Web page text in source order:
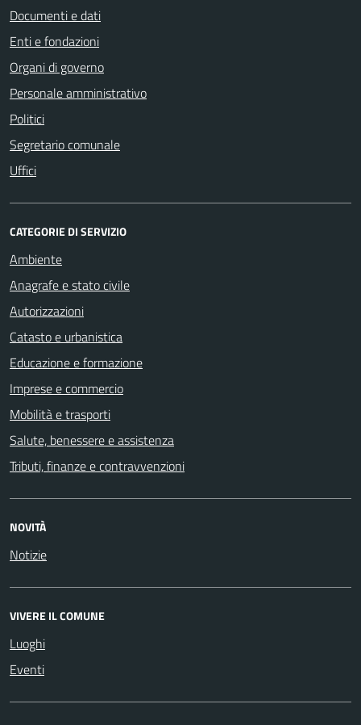
Documenti e dati
Enti e fondazioni
Organi di governo
Personale amministrativo
Politici
Segretario comunale
Uffici
CATEGORIE DI SERVIZIO
Ambiente
Anagrafe e stato civile
Autorizzazioni
Catasto e urbanistica
Educazione e formazione
Imprese e commercio
Mobilità e trasporti
Salute, benessere e assistenza
Tributi, finanze e contravvenzioni
NOVITÀ
Notizie
VIVERE IL COMUNE
Luoghi
Eventi